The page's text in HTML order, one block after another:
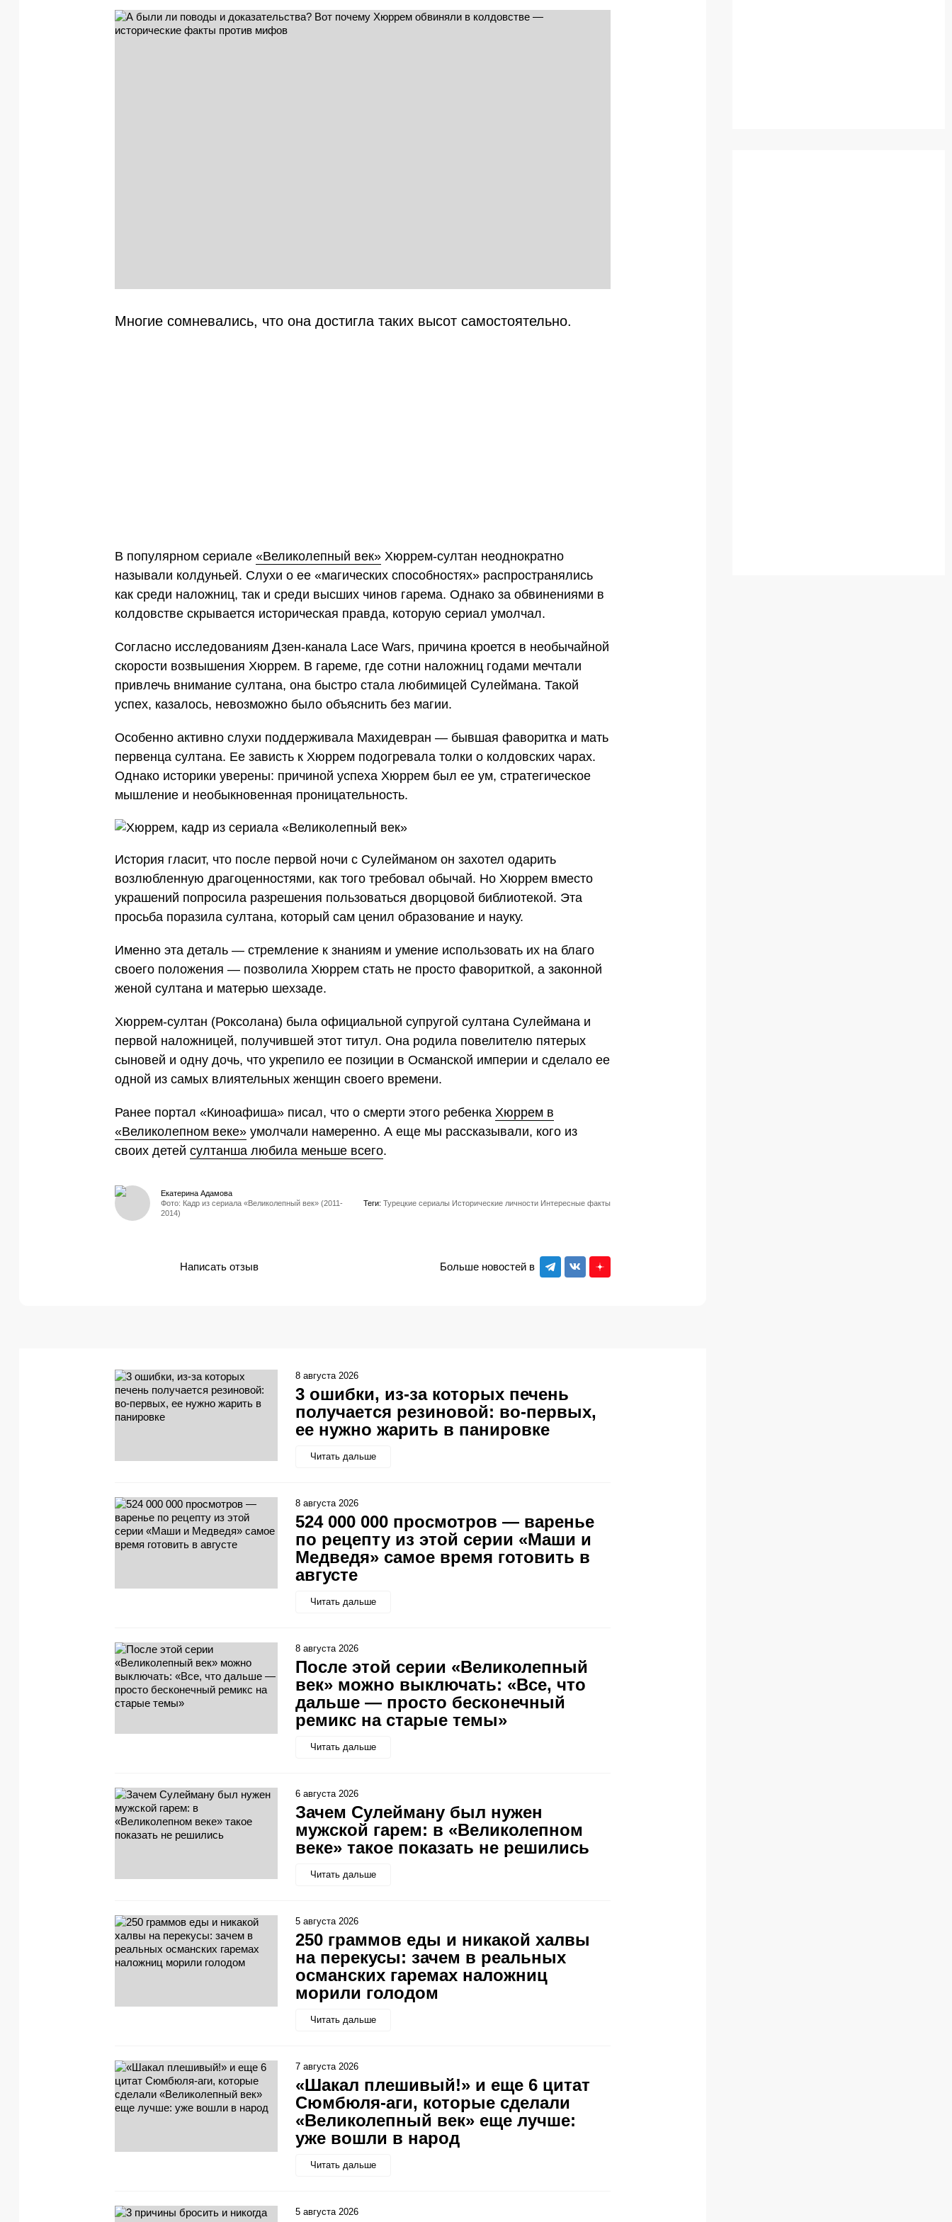
Многие сомневались, что она достигла таких высот самостоятельно.
В популярном сериале «Великолепный век» Хюррем-султан неоднократно
называли колдуньей. Слухи о ее «магических способностях» распространялись
как среди наложниц, так и среди высших чинов гарема. Однако за обвинениями в
колдовстве скрывается историческая правда, которую сериал умолчал.
Согласно исследованиям Дзен-канала Lace Wars, причина кроется в необычайной
скорости возвышения Хюррем. В гареме, где сотни наложниц годами мечтали
привлечь внимание султана, она быстро стала любимицей Сулеймана. Такой
успех, казалось, невозможно было объяснить без магии.
Особенно активно слухи поддерживала Махидевран — бывшая фаворитка и мать
первенца султана. Ее зависть к Хюррем подогревала толки о колдовских чарах.
Однако историки уверены: причиной успеха Хюррем был ее ум, стратегическое
мышление и необыкновенная проницательность.
История гласит, что после первой ночи с Сулейманом он захотел одарить
возлюбленную драгоценностями, как того требовал обычай. Но Хюррем вместо
украшений попросила разрешения пользоваться дворцовой библиотекой. Эта
просьба поразила султана, который сам ценил образование и науку.
Именно эта деталь — стремление к знаниям и умение использовать их на благо
своего положения — позволила Хюррем стать не просто фавориткой, а законной
женой султана и матерью шехзаде.
Хюррем-султан (Роксолана) была официальной супругой султана Сулеймана и
первой наложницей, получившей этот титул. Она родила повелителю пятерых
сыновей и одну дочь, что укрепило ее позиции в Османской империи и сделало ее
одной из самых влиятельных женщин своего времени.
Ранее портал «Киноафиша» писал, что о смерти этого ребенка Хюррем в
«Великолепном веке» умолчали намеренно. А еще мы рассказывали, кого из
своих детей султанша любила меньше всего.
Фото: Кадр из сериала «Великолепный век» (2011-
2014)
Екатерина Адамова
Теги: Турецкие сериалы Исторические личности Интересные факты
Больше новостей в
Написать отзыв
3 ошибки, из-за которых печень
получается резиновой: во-первых,
ее нужно жарить в панировке
Читать дальше
8 августа 2026
524 000 000 просмотров — варенье
по рецепту из этой серии «Маши и
Медведя» самое время готовить в
августе
Читать дальше
8 августа 2026
После этой серии «Великолепный
век» можно выключать: «Все, что
дальше — просто бесконечный
ремикс на старые темы»
Читать дальше
8 августа 2026
Зачем Сулейману был нужен
мужской гарем: в «Великолепном
веке» такое показать не решились
Читать дальше
6 августа 2026
250 граммов еды и никакой халвы
на перекусы: зачем в реальных
османских гаремах наложниц
морили голодом
Читать дальше
5 августа 2026
«Шакал плешивый!» и еще 6 цитат
Сюмбюля-аги, которые сделали
«Великолепный век» еще лучше:
уже вошли в народ
Читать дальше
7 августа 2026
5 августа 2026